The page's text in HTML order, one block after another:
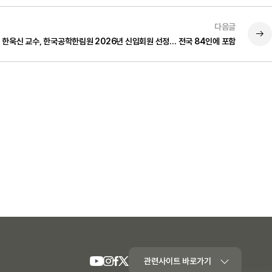
다음글
한욱신 교수, 한국공학한림원 2026년 신입회원 선정… 전국 84인에 포함
youtube
Instagram
Facebook
Twiter 관련사이트 바로가기